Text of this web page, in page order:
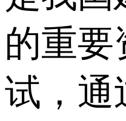
的重要
试，通